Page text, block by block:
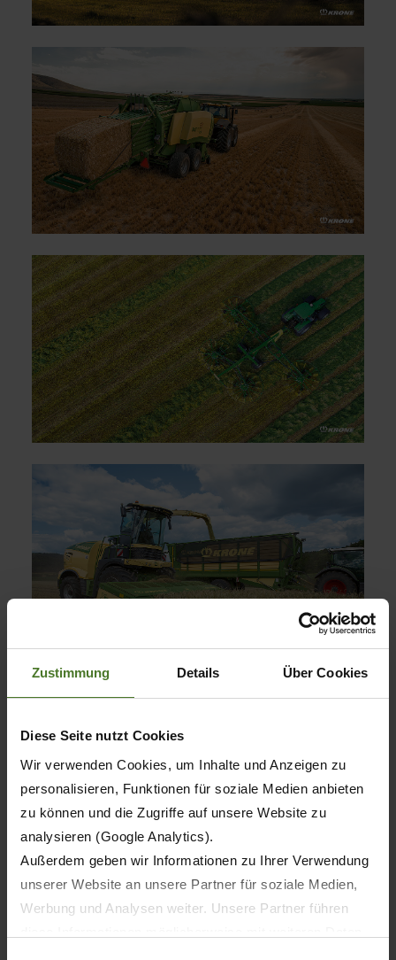
Zustimmung Details Über Cookies
Diese Seite nutzt Cookies
Wir verwenden Cookies, um Inhalte und Anzeigen zu
personalisieren, Funktionen für soziale Medien anbieten
zu können und die Zugriffe auf unsere Website zu
analysieren (Google Analytics).
Außerdem geben wir Informationen zu Ihrer Verwendung
unserer Website an unsere Partner für soziale Medien,
Werbung und Analysen weiter. Unsere Partner führen